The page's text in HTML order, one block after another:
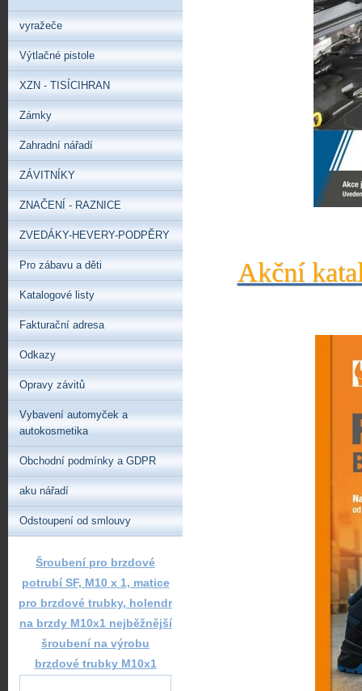
Akční
vyražeče
Výtlačné pistole
XZN - TISÍCIHRAN
Zámky
Zahradní nářadí
ZÁVITNÍKY
ZNAČENÍ - RAZNICE
ZVEDÁKY-HEVERY-PODPĚRY
Pro zábavu a děti
Katalogové listy
Fakturační adresa
Odkazy
Opravy závitů
Vybavení automyček a
autokosmetika
Obchodní podmínky a GDPR
aku nářadí
Odstoupení od smlouvy
Šroubení pro brzdové
potrubí SF, M10 x 1, matice
pro brzdové trubky, holendr
na brzdy M10x1 nejběžnější
šroubení na výrobu
brzdové trubky M10x1